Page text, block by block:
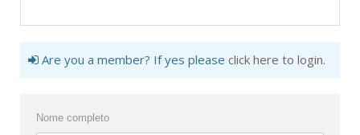
Are you a member? If yes please click here to login.
Nome completo